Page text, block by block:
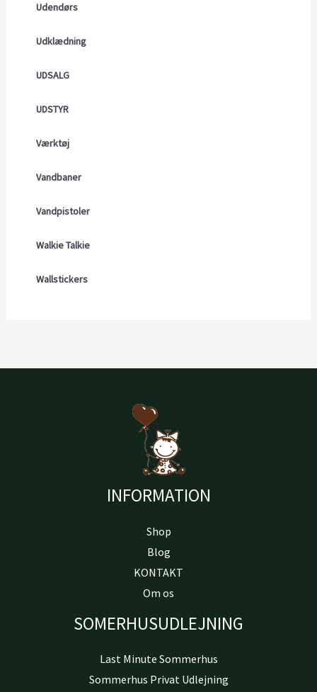
Udendørs
Udklædning
UDSALG
UDSTYR
Værktøj
Vandbaner
Vandpistoler
Walkie Talkie
Wallstickers
INFORMATION
Shop
Blog
KONTAKT
Om os
SOMERHUSUDLEJNING
Last Minute Sommerhus
Sommerhus Privat Udlejning